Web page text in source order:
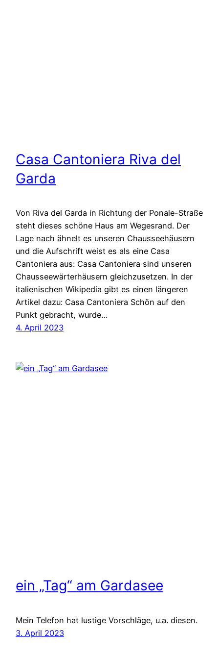
Casa Cantoniera Riva del
Garda
Von Riva del Garda in Richtung der Ponale-Straße
steht dieses schöne Haus am Wegesrand. Der
Lage nach ähnelt es unseren Chausseehäusern
und die Aufschrift weist es als eine Casa
Cantoniera aus: Casa Cantoniera sind unseren
Chausseewärterhäusern gleichzusetzen. In der
italienischen Wikipedia gibt es einen längeren
Artikel dazu: Casa Cantoniera Schön auf den
Punkt gebracht, wurde…
4. April 2023
ein „Tag“ am Gardasee
Mein Telefon hat lustige Vorschläge, u.a. diesen.
3. April 2023